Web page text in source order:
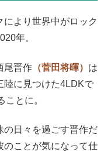
より世界中がロック
年。
尾晋作 （菅田将暉） は
陸に見つけた4LDKで
ことに。
の日々を過ごす晋作だ
のことが気になって仕